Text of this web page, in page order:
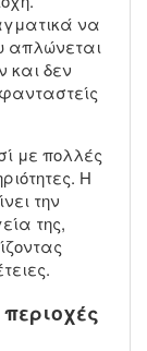
να
απλώνεται
και δεν
με πολλές
Η
την
της,